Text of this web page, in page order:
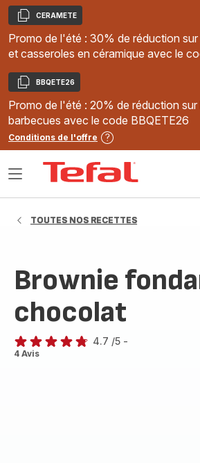
Copier
CERAMETE
Promo de l'été : 30% de réduction
et casseroles en céramique avec le
Copier
BBQETE26
Promo de l'été : 20% de réduction sur
barbecues avec le code BBQETE26
Conditions de l'offre
Ouvrir
TOUTES NOS RECETTES
Brownie
chocolat
ratings.4.7
4.7 /5 -
4 Avis